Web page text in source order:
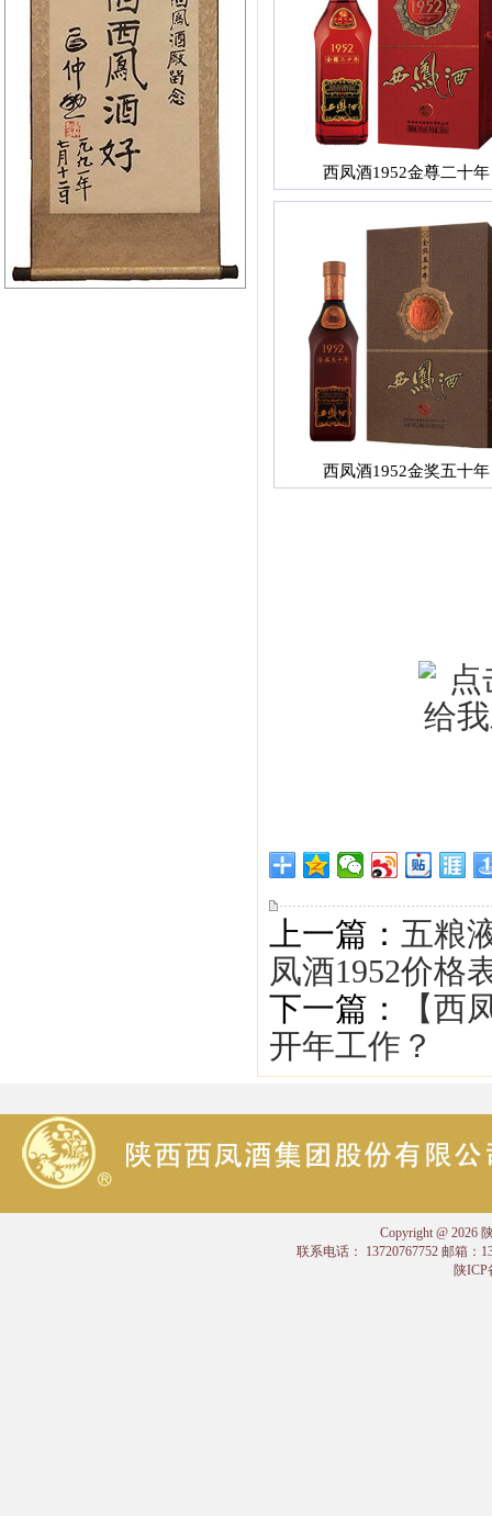
西凤酒1952金尊二十年
西凤酒1952金奖五十年
上一篇： 五粮
凤酒1952价格
下一篇：
【西
开年工作？
Copyright @ 2026
联系电话： 13720767752 邮箱：
陕ICP